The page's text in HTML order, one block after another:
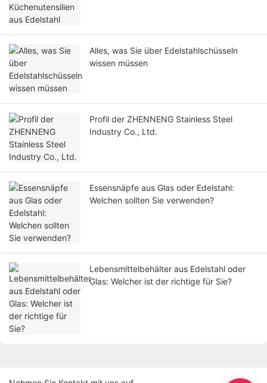
Alles, was Sie über Edelstahlschüsseln
wissen müssen
Profil der ZHENNENG Stainless Steel
Industry Co., Ltd.
Essensnäpfe aus Glas oder Edelstahl:
Welchen sollten Sie verwenden?
Lebensmittelbehälter aus Edelstahl oder
Glas: Welcher ist der richtige für Sie?